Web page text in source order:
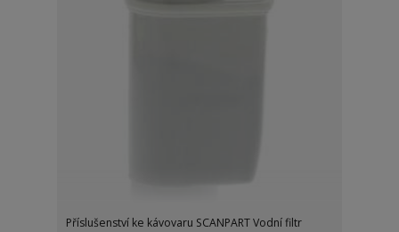
Příslušenství ke kávovaru SCANPART Vodní filtr